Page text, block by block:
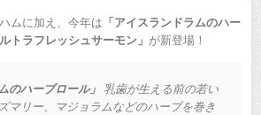
ムに加え、今年は 「アイスランドラムのハー
トラフレッシュサーモン」 が新登場！
のハーブロール」 乳歯が生える前の若い
マリー、マジョラムなどのハーブを巻き